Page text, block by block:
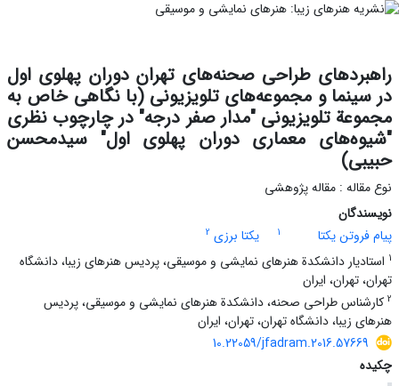
راهبردهای طراحی صحنه‌های تهران دوران پهلوی اول
در سینما و مجموعه‌های تلویزیونی (با نگاهی خاص به
مجموعة تلویزیونی "مدار صفر درجه" در چارچوب نظری
"شیوه‌های معماری دوران پهلوی اول" سیدمحسن
حبیبی)
نوع مقاله : مقاله پژوهشی
نویسندگان
پیام فروتن یکتا
1 یکتا برزی 2
1 استادیار دانشکدة هنرهای نمایشی و موسیقی، پردیس هنرهای زیبا، دانشگاه
تهران، تهران، ایران
2 کارشناس طراحی صحنه، دانشکدة هنرهای نمایشی و موسیقی، پردیس
هنرهای زیبا، دانشگاه تهران، تهران، ایران
10.22059/jfadram.2016.57669
چکیده